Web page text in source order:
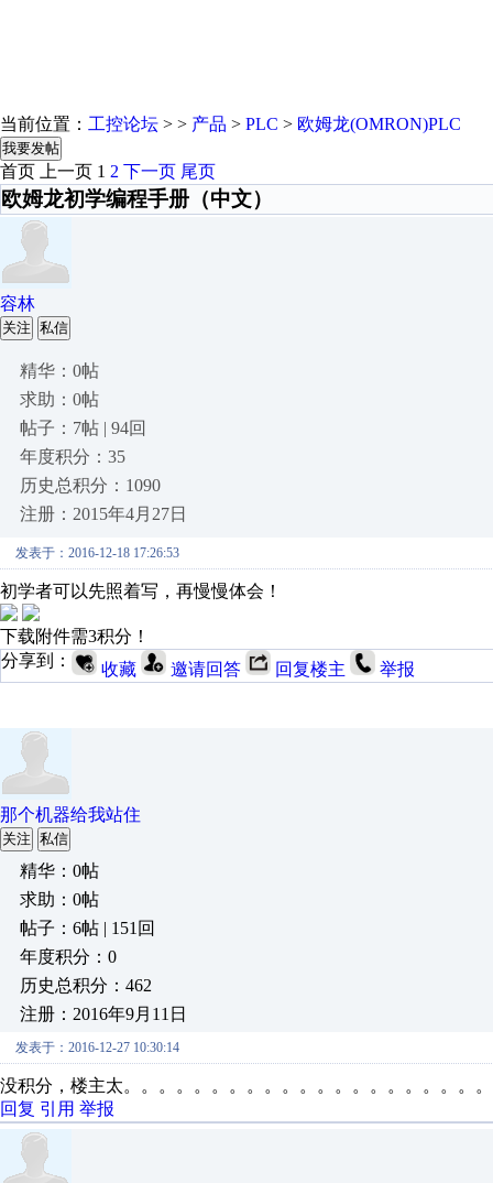
当前位置： 工控论坛 > > 产品 > PLC > 欧姆龙(OMRON)PLC
我要发帖
首页 上一页 1 2 下一页 尾页
欧姆龙初学编程手册（中文）
容林
关注 私信
精华：0帖
求助：0帖
帖子：7帖 | 94回
年度积分：35
历史总积分：1090
注册：2015年4月27日
发表于：2016-12-18 17:26:53
初学者可以先照着写，再慢慢体会！
下载附件需3积分！
分享到：
收藏 邀请回答 回复楼主 举报
那个机器给我站住
关注 私信
精华：0帖
求助：0帖
帖子：6帖 | 151回
年度积分：0
历史总积分：462
注册：2016年9月11日
发表于：2016-12-27 10:30:14
没积分，楼主太。。。。。。。。。。。。。。。。。。。。
回复 引用 举报